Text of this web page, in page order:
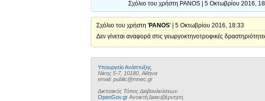
Σχόλιο του χρήστη PANOS | 5 Οκτωβρίου 2016,
Σχόλιο του χρήστη 'PANOS' | 5 Οκτωβρίου 2016, 18:33
Δεν γίνεται αναφορά στις γεωργοκτηνοτροφικές
Υπουργείο Ανάπτυξης
Νίκης 5-7, 10180, Αθήνα
email: public@mnec.gr
Δικτυακός Τόπος Διαβουλεύσεων
OpenGov.gr Ανοικτή Διακυβέρνηση